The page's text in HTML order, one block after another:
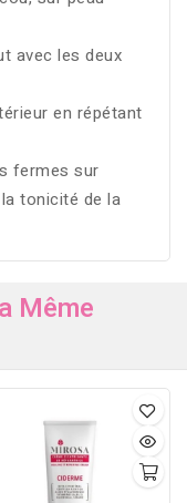
avec les deux
en répétant
fermes sur
tonicité de la
Même